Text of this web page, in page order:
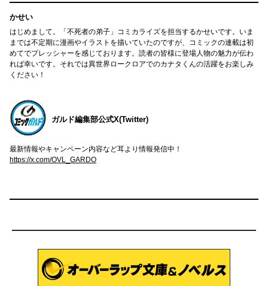
かせい
はじめまして。「不死者の弟子」コミカライズを担当するかせいです。いま
までは不定期に漫画やイラストを描いていたのですが、コミックの連載は初
めてでプレッシャーを感じております。読者の皆様に登場人物の魅力が伝わ
れば幸いです。それでは異世界ロークロアでのカナタくんの活躍をお楽しみ
ください！
ガルド編集部公式X(Twitter)
最新情報やキャンペーン内容など耳より情報発信中！
https://x.com/OVL_GARDO